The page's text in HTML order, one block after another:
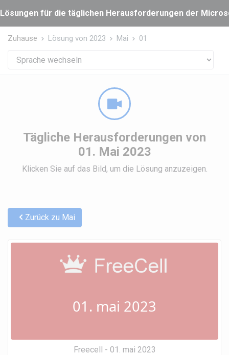
Lösungen für die täglichen Herausforderungen der
Zuhause Lösung von 2023 Mai 01
Tägliche Herausforderungen von
01. Mai 2023
Klicken Sie auf das Bild, um die Lösung anzuzeigen.
Zurück zu Mai
01. mai 2023
Freecell - 01. mai 2023